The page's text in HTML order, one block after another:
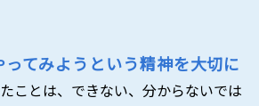
てみようという精神を大切に
ことは、できない、分からないでは